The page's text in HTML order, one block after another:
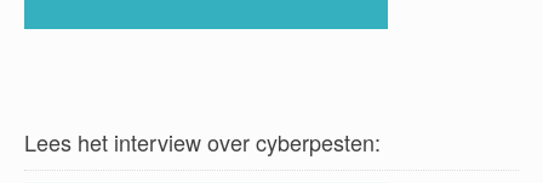
Lees het interview over cyberpesten: